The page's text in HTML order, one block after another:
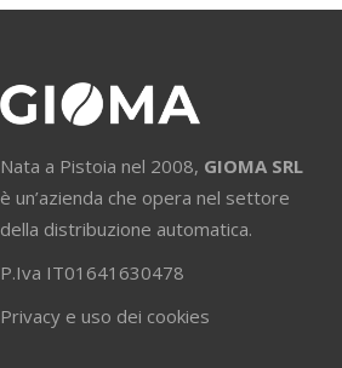
Nata a Pistoia nel 2008, GIOMA SRL
è un’azienda che opera nel settore
della distribuzione automatica.
P.Iva IT01641630478
Privacy e uso dei cookies